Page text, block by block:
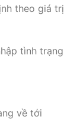
theo giá trị
tình trạng
về tới